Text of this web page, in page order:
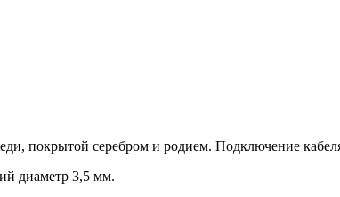
покрытой серебром и родием. Подключение
диаметр 3,5 мм.